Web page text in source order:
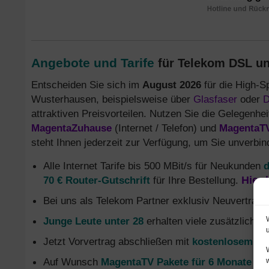
Angebote und Tarife für Telekom DSL
Entscheiden Sie sich im August 2026 für die High-
Wusterhausen, beispielsweise über Glasfaser oder
attraktiven Preisvorteilen. Nutzen Sie die
MagentaZuhause (Internet / Telefon) und
steht Ihnen jederzeit zur Verfügung, um Sie
Alle Internet Tarife bis 500 MBit/s für Neukunden
70 € Router-Gutschrift für Ihre Bestellung. Hier
Bei uns als Telekom Partner exklusiv Neuvertrag
Junge Leute unter 28 erhalten viele zusätzliche
Jetzt Vorvertrag abschließen mit kostenlosem
Auf Wunsch MagentaTV Pakete für 6 Monate